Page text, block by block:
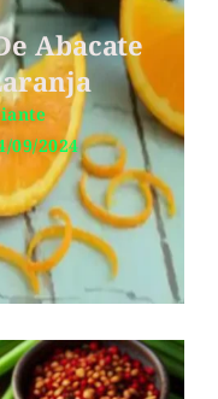
Abacate
09/2024